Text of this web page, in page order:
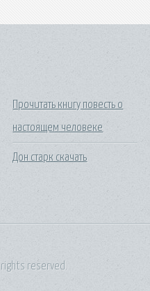
Прочитать книгу повесть о
настоящем человеке
Дон старк скачать
reserved.